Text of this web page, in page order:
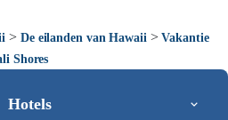
> De eilanden van Hawaii >Vakantie
Shores
Hotels